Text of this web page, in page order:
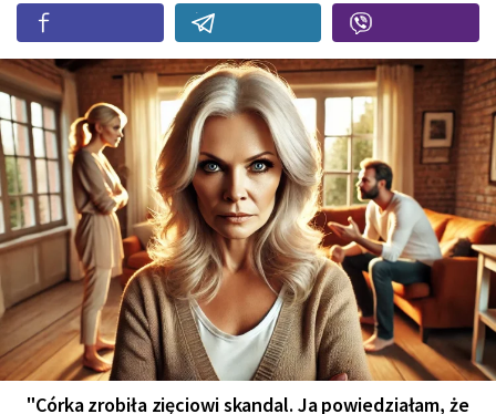
"Córka zrobiła zięciowi skandal. Ja powiedziałam, że